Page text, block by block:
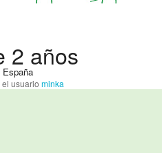
2 años
España
usuario minka